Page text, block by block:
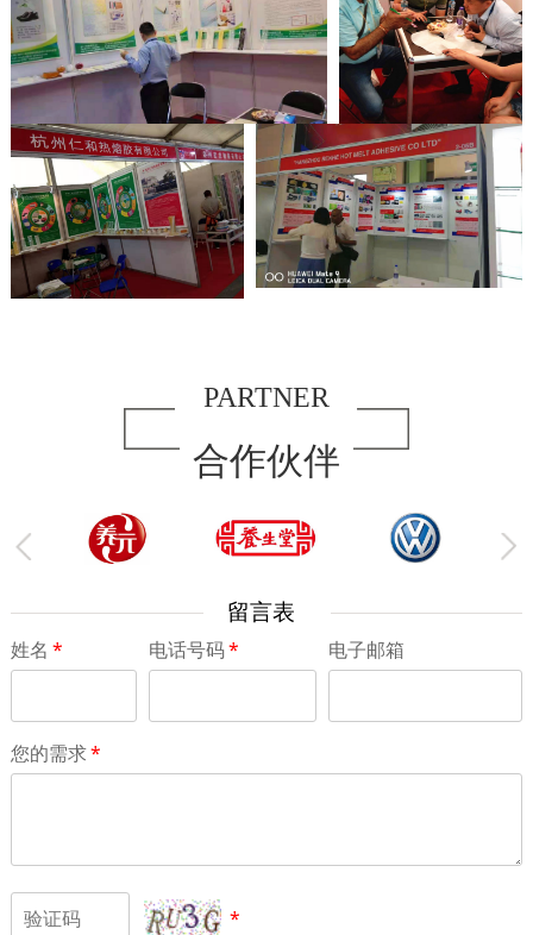
PARTNER
合作伙伴
留言表
姓名 * 电话号码* 电子邮箱
您的需求*
*